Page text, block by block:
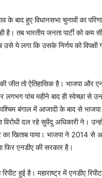
बाद हुए विधानसभा चुनावों का
है। तब भारतीय जनता पार्टी को कम
ये लगा कि उसके निर्णय को
जीत तो ऐतिहासिक है। भाजपा और
पांच महीने बाद ही स्वेच्छा से
बंगाल में आजादी के बाद से भाजपा
दल रहे सुवेंदु अधिकारी ने।
का खिताब पाया। भाजपा ने 2014
फिर एनडीए की सरकार है।
रिपीट हुई है। महाराष्ट्र में एनडीए